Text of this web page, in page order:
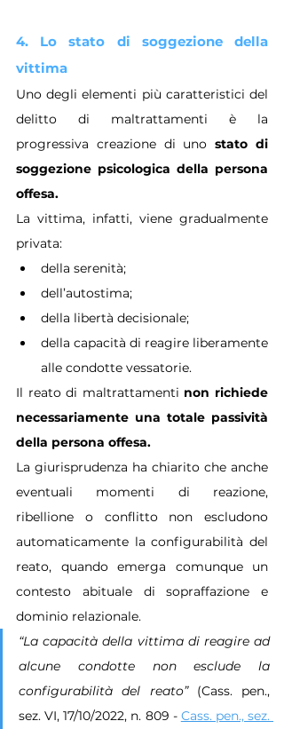
4. Lo stato di soggezione della
vittima
Uno degli elementi più caratteristici del
delitto di maltrattamenti è la
progressiva creazione di uno stato di
soggezione psicologica della persona
offesa.
La vittima, infatti, viene gradualmente
privata:
della serenità;
dell’autostima;
della libertà decisionale;
della capacità di reagire liberamente
alle condotte vessatorie.
Il reato di maltrattamenti non richiede
necessariamente una totale passività
della persona offesa.
La giurisprudenza ha chiarito che anche
eventuali momenti di reazione,
ribellione o conflitto non escludono
automaticamente la configurabilità del
reato, quando emerga comunque un
contesto abituale di sopraffazione e
dominio relazionale.
“La capacità della vittima di reagire ad
alcune condotte non esclude la
configurabilità del reato” (Cass. pen.,
sez. VI, 17/10/2022, n. 809 - Cass. pen., sez.